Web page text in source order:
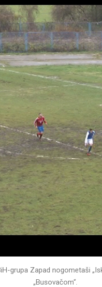
grupa Zapad nogometaši
„Busovačom“.